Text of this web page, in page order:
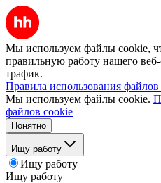
Мы используем файлы cookie,
правильную работу нашего веб-
трафик.
Правила использования
Мы используем файлы cookie.
файлов cookie
Понятно
Ищу работу
Ищу работу
Ищу работу